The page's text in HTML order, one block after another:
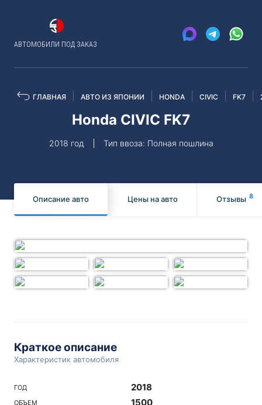
АВТОМОБИЛИ ПОД ЗАКАЗ
ГЛАВНАЯ АВТО ИЗ ЯПОНИИ HONDA CIVIC FK7
Honda CIVIC FK7
2018 год Тип ввоза: Полная пошлина
Описание авто Цены на авто Отзывы 8
Краткое описание
Характеристик автомобиля
ГОД 2018
ОБЪЕМ 1500